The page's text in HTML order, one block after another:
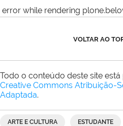
error while rendering
VOLTAR AO
Todo o conteúdo deste site
Creative Commons Atribuição-
Adaptada.
ARTE E CULTURA ESTUDANTE